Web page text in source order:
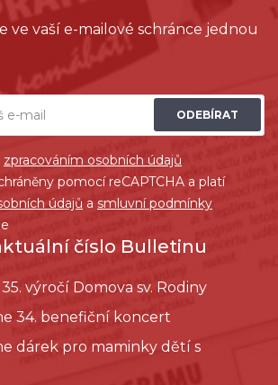
ve vaší e-mailové schránce jednou
ODEBÍRAT
zpracováním osobních údajů
pomocí reCAPTCHA a platí
údajů a smluvní podmínky
číslo Bulletinu
výročí Domova sv. Rodiny
34. benefiční koncert
dárek pro maminky dětí s